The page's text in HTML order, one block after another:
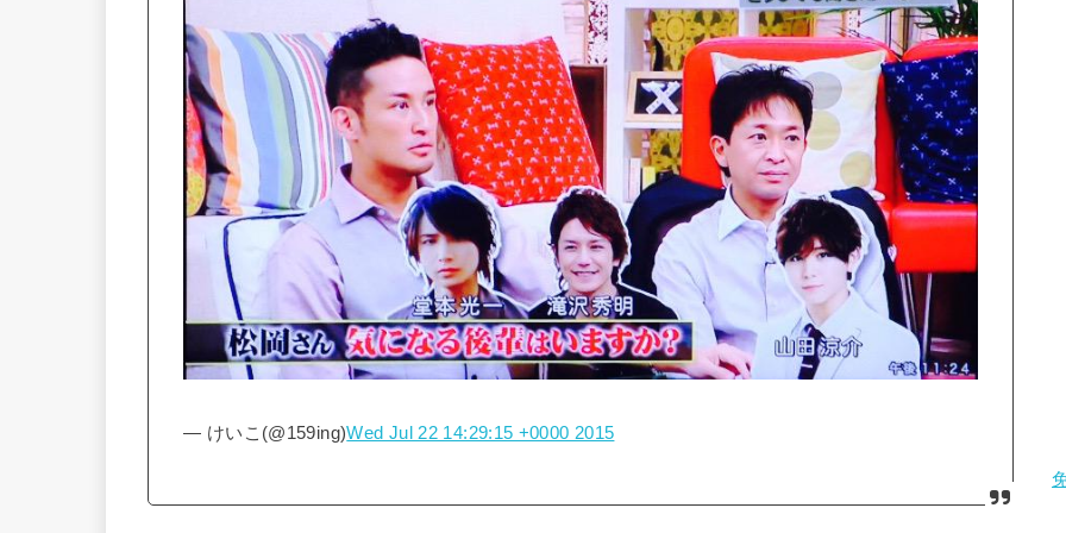
— けいこ(@159ing)Wed Jul 22 14:29:15 +0000 2015